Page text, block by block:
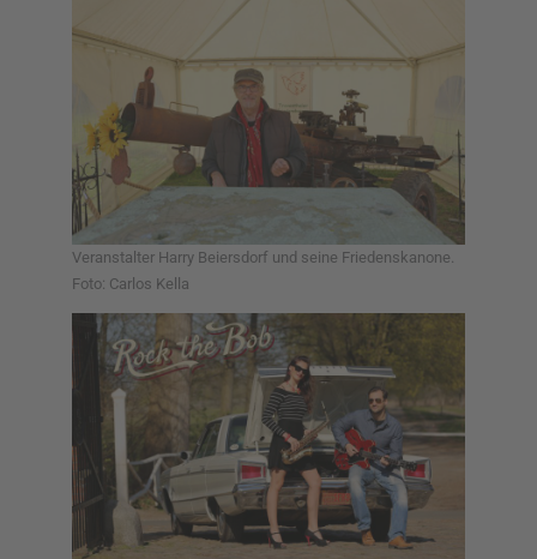
Veranstalter Harry Beiersdorf und seine Friedenskanone.
Foto: Carlos Kella